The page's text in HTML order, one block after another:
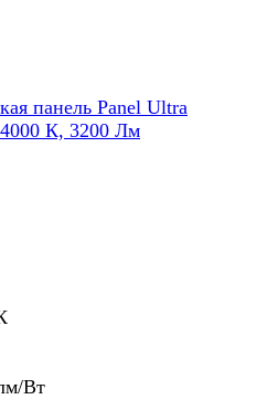
панель Panel Ultra
К, 3200 Лм
Вт